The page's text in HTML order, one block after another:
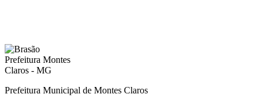
Prefeitura Municipal de Montes Claros